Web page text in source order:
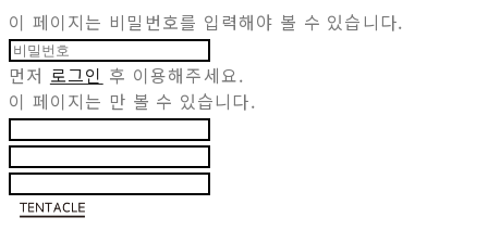
이 페이지는 비밀번호를 입력해야 볼 수 있습니다.
먼저 로그인 후 이용해주세요.
이 페이지는 만 볼 수 있습니다.